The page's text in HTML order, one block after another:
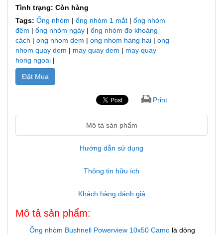
Tình trạng: Còn hàng
Tags: Ống nhòm | ống nhòm 1 mắt | ống nhòm
đêm | ống nhòm ngày | ống nhòm đo khoảng
cách | ong nhom dem | ong nhom hang hai | ong
nhom quay dem | may quay dem | may quay
hong ngoai |
Đặt Mua
Print
Mô tả sản phẩm
Hướng dẫn sử dụng
Thông tin hữu ích
Khách hàng đánh giá
Mô tả sản phẩm:
Ống nhòm Bushnell Powerview 10x50 Camo là dòng